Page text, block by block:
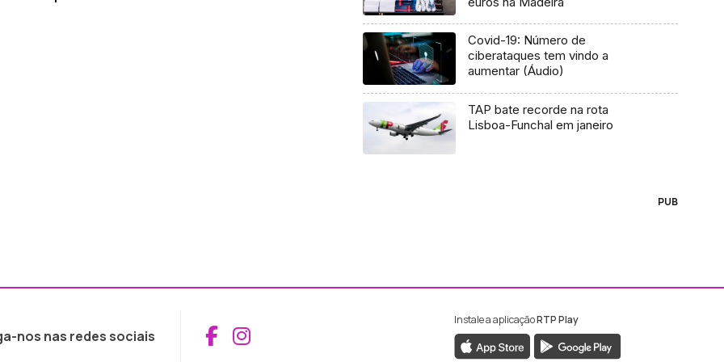
Covid-19: Número de
ciberataques tem vindo a
aumentar (Áudio)
TAP bate recorde na rota
Lisboa-Funchal em janeiro
PUB
nos nas redes sociais Aceder ao Facebook da RTP Madeira
Aceder ao Instagram da RTP Madeira
Instale a aplicaçãoRTP Play